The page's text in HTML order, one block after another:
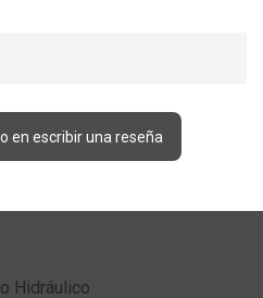
en escribir una reseña